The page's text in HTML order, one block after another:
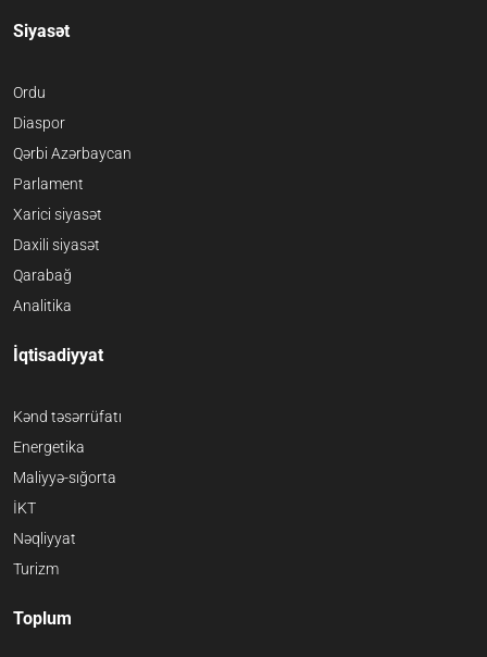
Siyasət
Ordu
Diaspor
Qərbi Azərbaycan
Parlament
Xarici siyasət
Daxili siyasət
Qarabağ
Analitika
İqtisadiyyat
Kənd təsərrüfatı
Energetika
Maliyyə-sığorta
İKT
Nəqliyyat
Turizm
Toplum